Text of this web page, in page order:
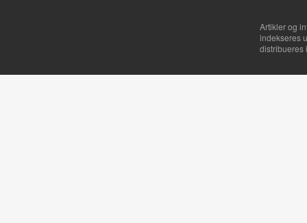
Artikler og
indekseres
distribueres